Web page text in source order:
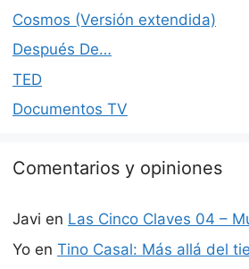
Cosmos (Versión extendida)
Después De…
TED
Documentos TV
Comentarios y opiniones
Javi en Las Cinco Claves 04 –
Yo en Tino Casal: Más allá del